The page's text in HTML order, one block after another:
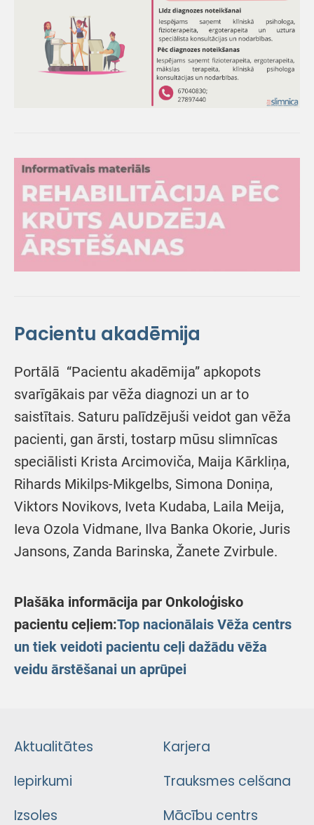
Pacientu akadēmija
Portālā “Pacientu akadēmija” apkopots
svarīgākais par vēža diagnozi un ar to
saistītais. Saturu palīdzējuši veidot gan vēža
pacienti, gan ārsti, tostarp mūsu slimnīcas
speciālisti Krista Arcimoviča, Maija Kārkliņa,
Rihards Mikilps-Mikgelbs, Simona Doniņa,
Viktors Novikovs, Iveta Kudaba, Laila Meija,
Ieva Ozola Vidmane, Ilva Banka Okorie, Juris
Jansons, Zanda Barinska, Žanete Zvirbule.
Plašāka informācija par Onkoloģisko
pacientu ceļiem:Top nacionālais Vēža centrs
un tiek veidoti pacientu ceļi dažādu vēža
veidu ārstēšanai un aprūpei
Aktualitātes
Iepirkumi
Izsoles
Karjera
Trauksmes celšana
Mācību centrs